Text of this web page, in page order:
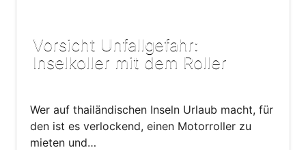
Vorsicht Unfallgefahr:
Inselkoller mit dem Roller
Wer auf thailändischen Inseln Urlaub macht, für
den ist es verlockend, einen Motorroller zu
mieten und…